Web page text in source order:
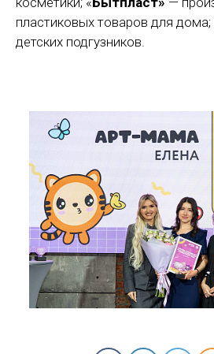
пластиковых товаров для дома;
детских подгузников.